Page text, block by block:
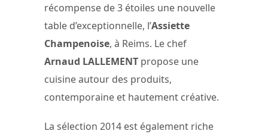
récompense de 3 étoiles une nouvelle
table d’exceptionnelle, l’Assiette
Champenoise, à Reims. Le chef
Arnaud LALLEMENT propose une
cuisine autour des produits,
contemporaine et hautement créative.
La sélection 2014 est également riche